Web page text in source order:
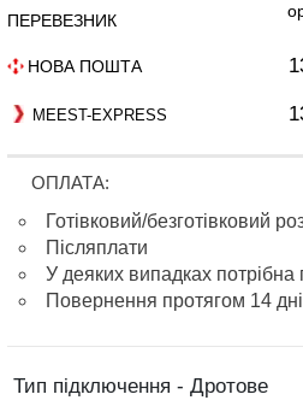
ПЕРЕВЕЗНИК
НОВА ПОШТА
MEEST-EXPRESS
ОПЛАТА:
Готівковий/безготівковий
Післяплати
У деяких випадках потрібна
Повернення протягом 14
Тип підключення - Дротове